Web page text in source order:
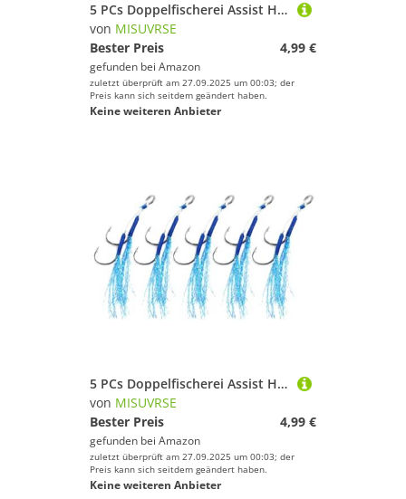
5 PCs Doppelfischerei Assist Hooks Kits Jig Assist Glow Haken Langsam Schnell Sturz Jigs Ausrüstung Zubehör Kleine Größe Jigginghaken Langsame Jigs Fischen
von MISUVRSE
Bester Preis
4,99 €
gefunden bei Amazon
zuletzt überprüft am 27.09.2025 um 00:03; der
Preis kann sich seitdem geändert haben.
Keine weiteren Anbieter
5 PCs Doppelfischerei Assist Hooks Kits Jig Assist Glow Haken Langsam Schnell Sturz Jigs Ausrüstung Zubehör Kleine Größe Jigginghaken Langsame Jigs Fischen
von MISUVRSE
Bester Preis
4,99 €
gefunden bei Amazon
zuletzt überprüft am 27.09.2025 um 00:03; der
Preis kann sich seitdem geändert haben.
Keine weiteren Anbieter